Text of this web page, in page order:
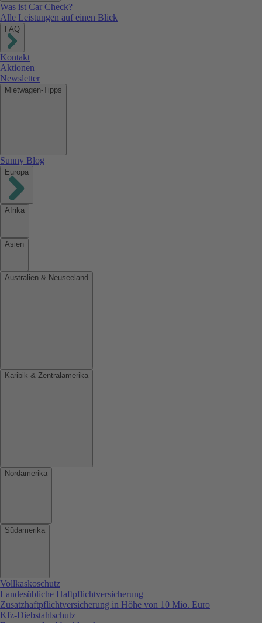
Was ist Car Check?
Alle Leistungen auf einen Blick
FAQ
Kontakt
Aktionen
Newsletter
Mietwagen-Tipps
Sunny Blog
Europa
Afrika
Asien
Australien & Neuseeland
Karibik & Zentralamerika
Nordamerika
Südamerika
Vollkaskoschutz
Landesübliche Haftpflichtversicherung
Zusatzhaftpflichtversicherung in Höhe von 10 Mio. Euro
Kfz-Diebstahlschutz